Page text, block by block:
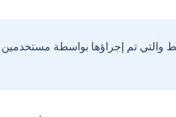
والتي تم إجراؤها بواسطة